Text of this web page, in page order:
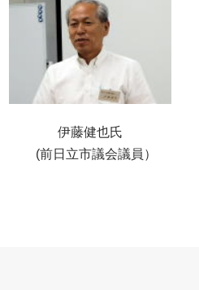
伊藤健也氏
(前日立市議会議員）